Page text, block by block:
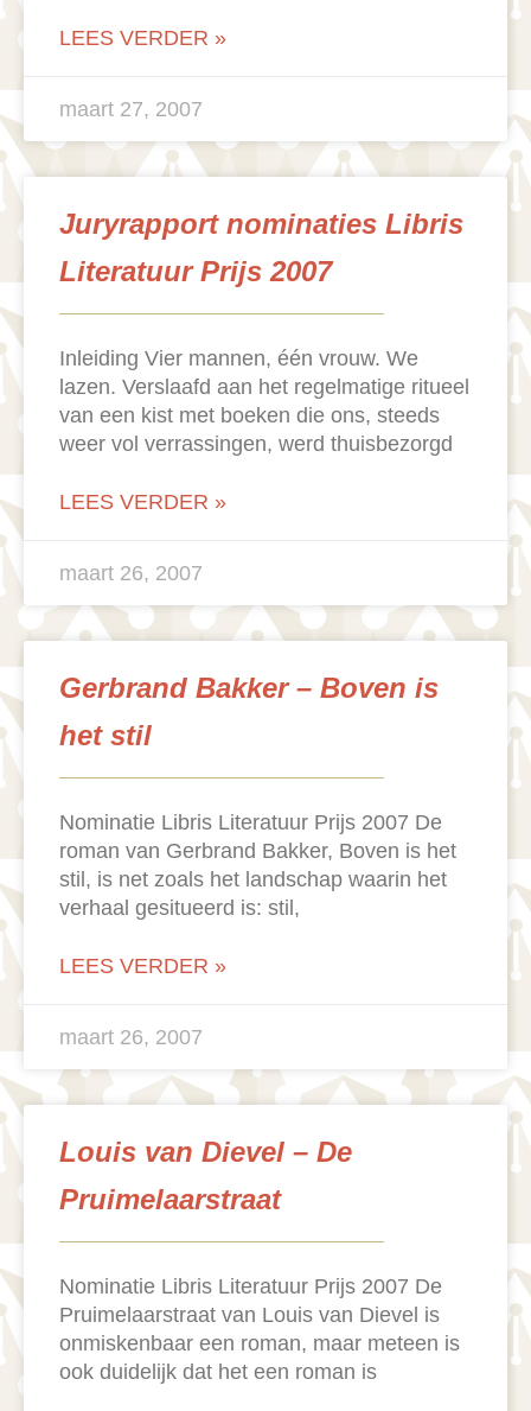
LEES VERDER »
maart 27, 2007
Juryrapport nominaties Libris
Literatuur Prijs 2007
Inleiding Vier mannen, één vrouw. We
lazen. Verslaafd aan het regelmatige ritueel
van een kist met boeken die ons, steeds
weer vol verrassingen, werd thuisbezorgd
LEES VERDER »
maart 26, 2007
Gerbrand Bakker – Boven is
het stil
Nominatie Libris Literatuur Prijs 2007 De
roman van Gerbrand Bakker, Boven is het
stil, is net zoals het landschap waarin het
verhaal gesitueerd is: stil,
LEES VERDER »
maart 26, 2007
Louis van Dievel – De
Pruimelaarstraat
Nominatie Libris Literatuur Prijs 2007 De
Pruimelaarstraat van Louis van Dievel is
onmiskenbaar een roman, maar meteen is
ook duidelijk dat het een roman is